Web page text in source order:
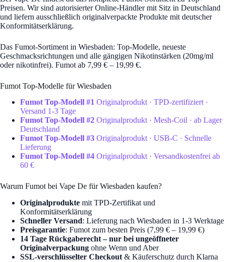
Preisen. Wir sind autorisierter Online-Händler mit Sitz in Deutschland
und liefern ausschließlich originalverpackte Produkte mit deutscher
Konformitätserklärung.
Das Fumot-Sortiment in Wiesbaden: Top-Modelle, neueste
Geschmacksrichtungen und alle gängigen Nikotinstärken (20mg/ml
oder nikotinfrei). Fumot ab 7,99 € – 19,99 €.
Fumot Top-Modelle für Wiesbaden
Fumot Top-Modell #1 Originalprodukt · TPD-zertifiziert ·
Versand 1-3 Tage
Fumot Top-Modell #2 Originalprodukt · Mesh-Coil · ab Lager
Deutschland
Fumot Top-Modell #3 Originalprodukt · USB-C · Schnelle
Lieferung
Fumot Top-Modell #4 Originalprodukt · Versandkostenfrei ab
60 €
Warum Fumot bei Vape De für Wiesbaden kaufen?
Originalprodukte mit TPD-Zertifikat und
Konformitätserklärung
Schneller Versand: Lieferung nach Wiesbaden in 1-3 Werktage
Preisgarantie: Fumot zum besten Preis (7,99 € – 19,99 €)
14 Tage Rückgaberecht – nur bei ungeöffneter
Originalverpackung ohne Wenn und Aber
SSL-verschlüsselter Checkout & Käuferschutz durch Klarna